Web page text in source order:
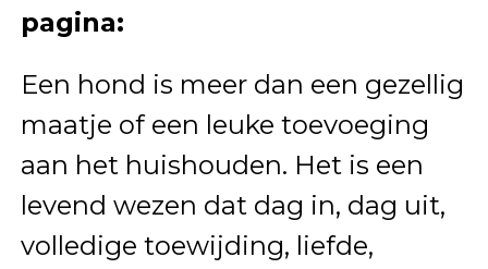
pagina:
Een hond is meer dan een gezellig
maatje of een leuke toevoeging
aan het huishouden. Het is een
levend wezen dat dag in, dag uit,
volledige toewijding, liefde,